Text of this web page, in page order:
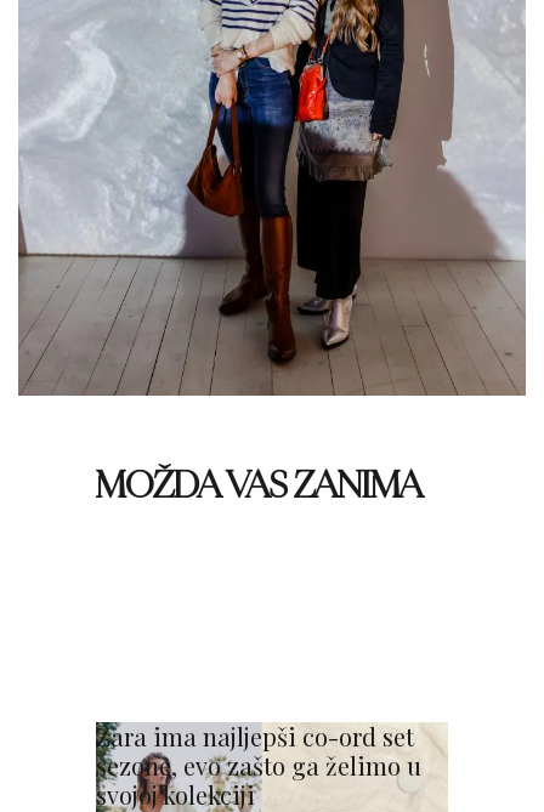
MOŽDA VAS ZANIMA
Zara ima najljepši co-ord set
sezone, evo zašto ga želimo u
svojoj kolekciji